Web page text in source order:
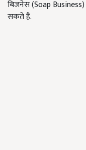
बिजनेस (Soap Business)
सकते हैं.